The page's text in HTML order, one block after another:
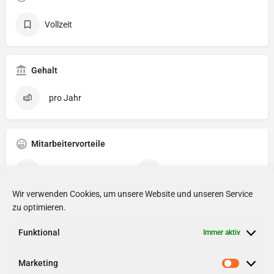
Wir verwenden Cookies, um unsere Website und unseren Service
zu optimieren.
Funktional Immer aktiv
Marketing
Vollzeit
Gehalt
pro Jahr
Mitarbeitervorteile
Mitarbeiterrabatte
Weiterbildung